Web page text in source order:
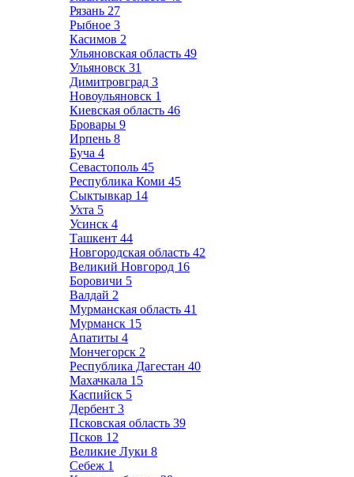
Рязань 27
Рыбное 3
Касимов 2
Ульяновская область 49
Ульяновск 31
Димитровград 3
Новоульяновск 1
Киевская область 46
Бровары 9
Ирпень 8
Буча 4
Севастополь 45
Республика Коми 45
Сыктывкар 14
Ухта 5
Усинск 4
Ташкент 44
Новгородская область 42
Великий Новгород 16
Боровичи 5
Валдай 2
Мурманская область 41
Мурманск 15
Апатиты 4
Мончегорск 2
Республика Дагестан 40
Махачкала 15
Каспийск 5
Дербент 3
Псковская область 39
Псков 12
Великие Луки 8
Себеж 1